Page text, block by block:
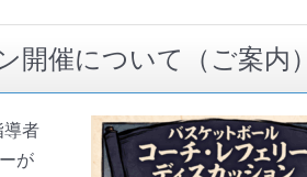
催について（ご案内）
導者
が